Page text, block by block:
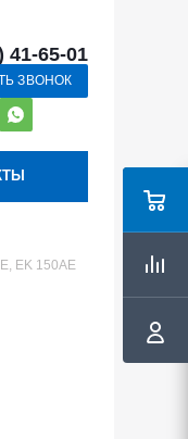
41-65-01
ЗВОНОК
EK 150AE